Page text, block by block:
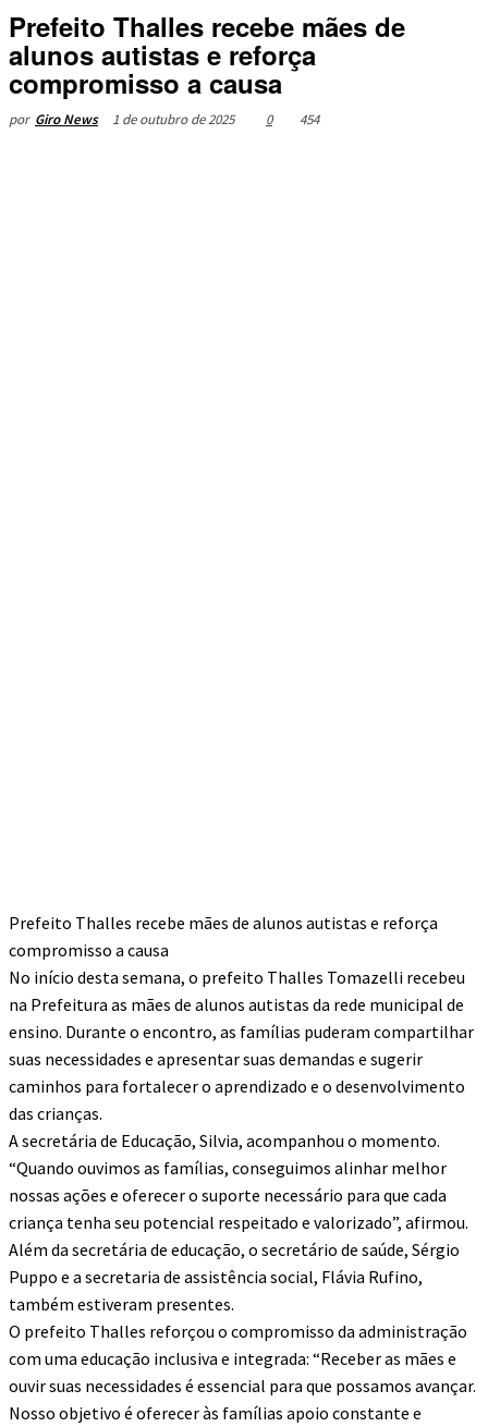
Prefeito Thalles recebe mães de
alunos autistas e reforça
compromisso a causa
por Giro News 1 de outubro de 2025 0 454
Prefeito Thalles recebe mães de alunos autistas e reforça
compromisso a causa
No início desta semana, o prefeito Thalles Tomazelli recebeu
na Prefeitura as mães de alunos autistas da rede municipal de
ensino. Durante o encontro, as famílias puderam compartilhar
suas necessidades e apresentar suas demandas e sugerir
caminhos para fortalecer o aprendizado e o desenvolvimento
das crianças.
A secretária de Educação, Silvia, acompanhou o momento.
“Quando ouvimos as famílias, conseguimos alinhar melhor
nossas ações e oferecer o suporte necessário para que cada
criança tenha seu potencial respeitado e valorizado”, afirmou.
Além da secretária de educação, o secretário de saúde, Sérgio
Puppo e a secretaria de assistência social, Flávia Rufino,
também estiveram presentes.
O prefeito Thalles reforçou o compromisso da administração
com uma educação inclusiva e integrada: “Receber as mães e
ouvir suas necessidades é essencial para que possamos avançar.
Nosso objetivo é oferecer às famílias apoio constante e